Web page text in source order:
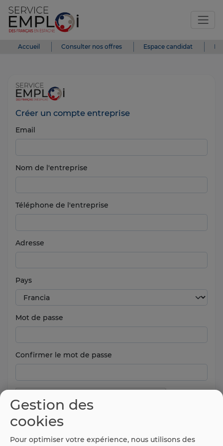
Accueil Consulter nos offres Espace candidat
Créer un compte entreprise
Email
Nom de l'entreprise
Téléphone de l'entreprise
Adresse
Pays
Mot de passe
Confirmer le mot de passe
Gestion des
cookies
Pour optimiser votre expérience, nous utilisons des